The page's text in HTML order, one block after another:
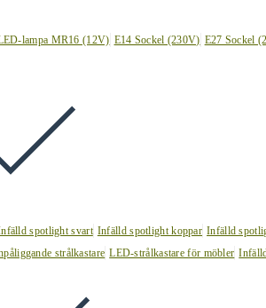
lampa MR16 (12V) E14 Sockel (230V) E27 Sockel
spotlight svart Infälld spotlight koppar Infälld
strålkastare LED-strålkastare för möbler